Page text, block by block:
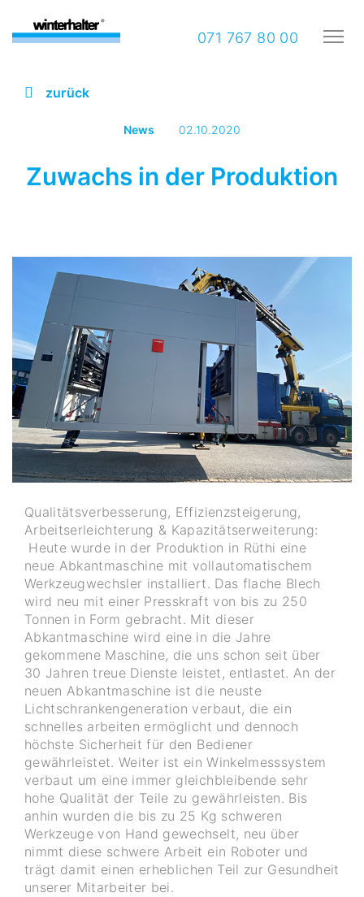
071 767 80 00
zurück
News 02.10.2020
Zuwachs in der Produktion
Qualitätsverbesserung, Effizienzsteigerung,
Arbeitserleichterung & Kapazitätserweiterung:
Heute wurde in der Produktion in Rüthi eine
neue Abkantmaschine mit vollautomatischem
Werkzeugwechsler installiert. Das flache Blech
wird neu mit einer Presskraft von bis zu 250
Tonnen in Form gebracht. Mit dieser
Abkantmaschine wird eine in die Jahre
gekommene Maschine, die uns schon seit über
30 Jahren treue Dienste leistet, entlastet. An der
neuen Abkantmaschine ist die neuste
Lichtschrankengeneration verbaut, die ein
schnelles arbeiten ermöglicht und dennoch
höchste Sicherheit für den Bediener
gewährleistet. Weiter ist ein Winkelmesssystem
verbaut um eine immer gleichbleibende sehr
hohe Qualität der Teile zu gewährleisten. Bis
anhin wurden die bis zu 25 Kg schweren
Werkzeuge von Hand gewechselt, neu über
nimmt diese schwere Arbeit ein Roboter und
trägt damit einen erheblichen Teil zur Gesundheit
unserer Mitarbeiter bei.